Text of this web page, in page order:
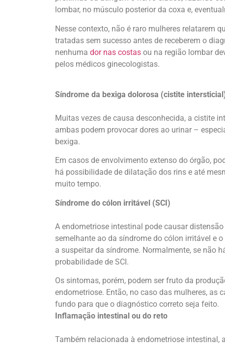
lombar, no músculo posterior da coxa e,
Nesse contexto, não é raro mulheres relatarem
tratadas sem sucesso antes de receberem o
nenhuma dor nas costas ou na região lombar
pelos médicos ginecologistas.
Síndrome da bexiga dolorosa (cistite
Muitas vezes de causa desconhecida, a cistite
ambas podem provocar dores ao urinar –
bexiga.
Em casos de envolvimento extenso do órgão,
há possibilidade de dilatação dos rins e até
muito tempo.
Síndrome do cólon irritável (SCI)
A endometriose intestinal pode causar
semelhante ao da síndrome do cólon irritável e
a suspeitar da síndrome. Normalmente, se não
probabilidade de SCI.
Os sintomas, porém, podem ser fruto da
endometriose. Então, no caso das mulheres, as
fundo para que o diagnóstico correto seja feito.
Inflamação intestinal ou do reto
Também relacionada à endometriose intestinal,